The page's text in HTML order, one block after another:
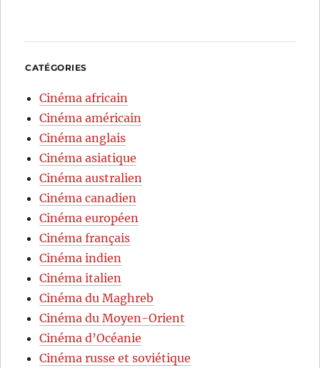
CATÉGORIES
Cinéma africain
Cinéma américain
Cinéma anglais
Cinéma asiatique
Cinéma australien
Cinéma canadien
Cinéma européen
Cinéma français
Cinéma indien
Cinéma italien
Cinéma du Maghreb
Cinéma du Moyen-Orient
Cinéma d’Océanie
Cinéma russe et soviétique